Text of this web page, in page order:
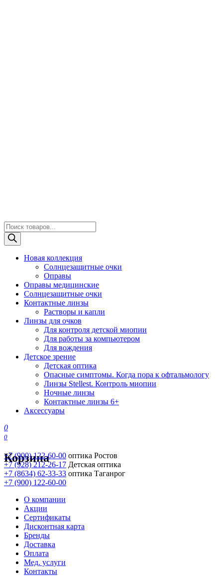
Поиск
товаров
Новая коллекция
Солнцезащитные очки
Оправы
Оправы медицинские
Солнцезащитные очки
Контактные линзы
Растворы и капли
Линзы для очков
Для контроля детской миопии
Для работы за компьютером
Для вождения
Детское зрение
Детская оптика
Опасные симптомы. Когда пора к офтальмологу
Линзы Stellest. Контроль миопии
Ночные линзы
Контактные линзы 6+
Аксессуары
0
0
Корзина
+7 (900) 122-60-00 оптика Ростов
+7 (928) 212-26-17 Детская оптика
+7 (8634) 62-33-33 оптика Таганрог
+7 (900) 122-60-00
О компании
Акции
Сертификаты
Дисконтная карта
Бренды
Доставка
Оплата
Мед. услуги
Контакты